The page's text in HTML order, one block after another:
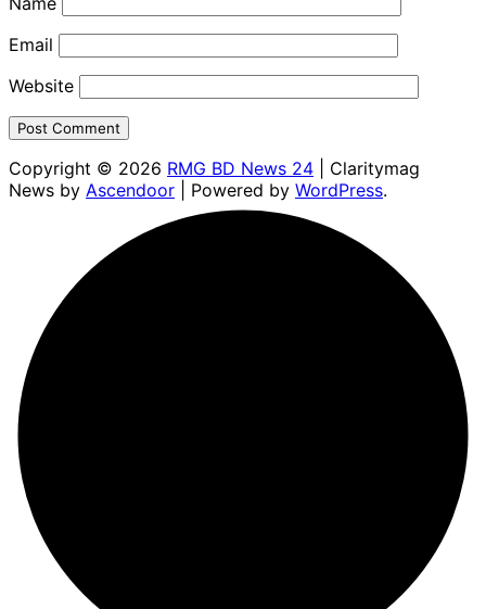
Email
Website
Copyright © 2026 RMG BD News 24 | Claritymag
News by Ascendoor | Powered by WordPress.